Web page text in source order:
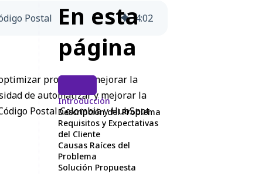
Postal 4:02
procesos y mejorar la
de automatizar y mejorar la
Postal Colombia y HubSpot
En esta
página
Introducción
Descripción del Problema
Requisitos y Expectativas
del Cliente
Causas Raíces del
Problema
Solución Propuesta